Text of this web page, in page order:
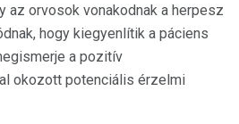
az orvosok vonakodnak a herpesz
hogy kiegyenlítik a páciens
a pozitív
okozott potenciális érzelmi